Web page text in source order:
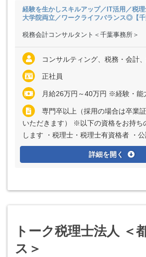
経験を生かしスキルアップ／IT活用／税
大学院両立／ワークライフバランス◎【千
税務会計コンサルタント＜千葉事務所＞
コンサルティング、税務・会計
正社員
月給26万円～40万円 ※経験・能力など考慮の上、決定いたします ※上記に固定残業代（月20時間分＝3万
専門卒以上（採用の場合は卒業
いただきます） ※以下の資格をお持ちの方は、優遇いた
します ・税理士・税理士有資格者 ・公
士試験科目合格者 ・税理士試験受験経
詳細を開く
トーク税理士法人 ＜
ス＞